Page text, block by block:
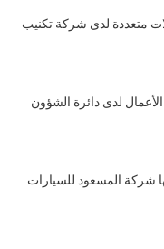
متعددة لدى شركة تكنيب
لدى دائرة الشؤون
شركة المسعود للسيارات